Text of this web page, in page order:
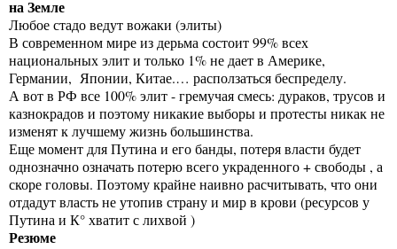
на Земле
Любое стадо ведут вожаки (элиты)
В современном мире из дерьма состоит 99% всех
национальных элит и только 1% не дает в Америке,
Германии, Японии, Китае.… расползаться беспределу.
А вот в РФ все 100% элит - гремучая смесь: дураков, трусов и
казнокрадов и поэтому никакие выборы и протесты никак не
изменят к лучшему жизнь большинства.
Еще момент для Путина и его банды, потеря власти будет
однозначно означать потерю всего украденного + свободы , а
скоре головы. Поэтому крайне наивно расчитывать, что они
отдадут власть не утопив страну и мир в крови (ресурсов у
Путина и К° хватит с лихвой )
Резюме